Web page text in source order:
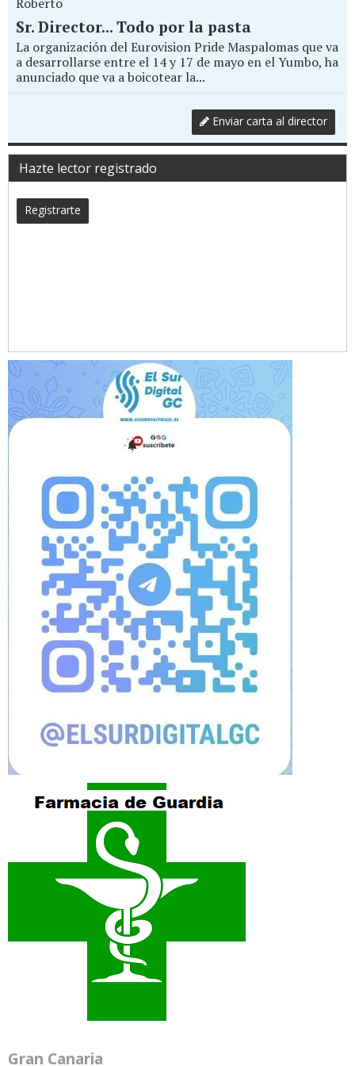
Sr. Director... Todo por la pasta
La organización del Eurovision Pride Maspalomas que va
a desarrollarse entre el 14 y 17 de mayo en el Yumbo, ha
anunciado que va a boicotear la...
Enviar carta al director
Hazte lector registrado
Registrarte
Gran Canaria